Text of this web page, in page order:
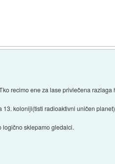
recimo ene za lase privlečena razlaga
koloniji(tisti radioaktivni uničen
logično sklepamo gledalci.